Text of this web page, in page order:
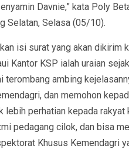
Davnie,” kata Poly
Selatan, Selasa (05/10).
isi surat yang akan dikirim
Kantor KSP ialah uraian
terombang ambing
dan memohon
lebih perhatian kepada rakyat
pedagang cilok, dan bisa
Khusus Kemendagri